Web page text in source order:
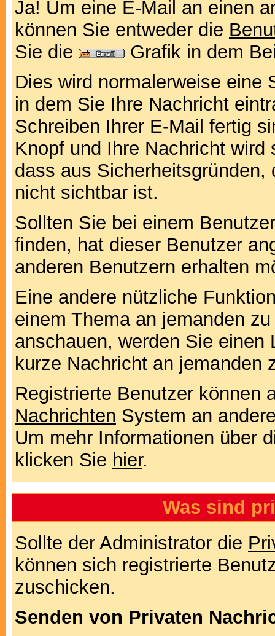
Ja! Um eine E-Mail an einen
können Sie entweder die
Sie die
Grafik in dem
Dies wird normalerweise eine
in dem Sie Ihre Nachricht
Schreiben Ihrer E-Mail fertig
Knopf und Ihre Nachricht
dass aus
nicht sichtbar ist.
Sollten Sie bei einem
finden, hat dieser Benutzer
anderen Benutzern erhalten
Eine andere nützliche
einem Thema an jemanden
anschauen, werden Sie
kurze Nachricht an jemanden
Registrierte Benutzer können
Nachrichten System an
Um mehr Informationen über
klicken Sie hier.
Was sind
Sollte der Administrator die
können sich registrierte
zuschicken.
Senden von Privaten